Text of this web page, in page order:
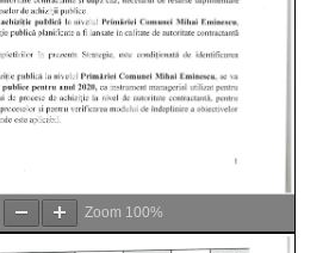
Zoom 100%